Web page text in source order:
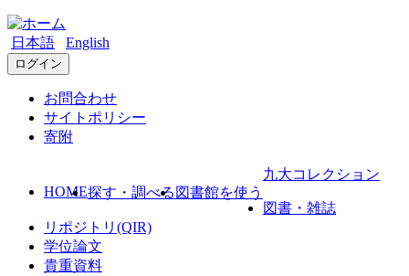
日本語 English
ログイン
お問合わせ
サイトポリシー
寄附
HOME探す・調べる 図書館を使う
九大コレクション
図書・雑誌
リポジトリ(QIR)
学位論文
貴重資料